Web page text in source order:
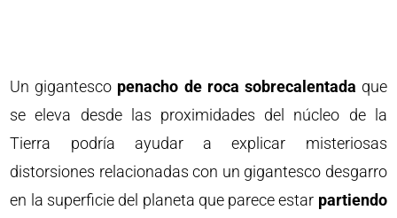
Un gigantesco penacho de roca sobrecalentada que
se eleva desde las proximidades del núcleo de la
Tierra podría ayudar a explicar misteriosas
distorsiones relacionadas con un gigantesco desgarro
en la superficie del planeta que parece estar partiendo